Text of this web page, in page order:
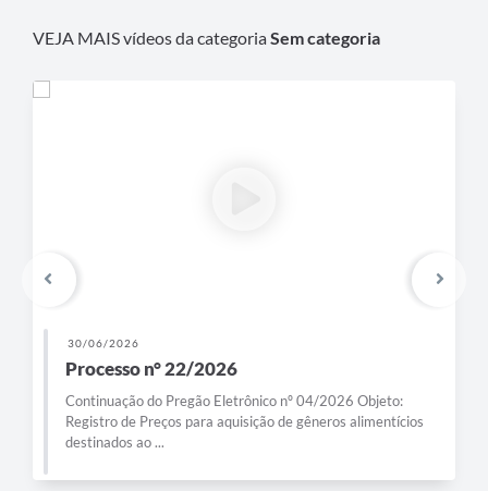
VEJA MAIS vídeos da categoriaSem categoria
30/06/2026
Processo n° 22/2026
Continuação do Pregão Eletrônico nº 04/2026 Objeto:
Registro de Preços para aquisição de gêneros alimentícios
destinados ao ...